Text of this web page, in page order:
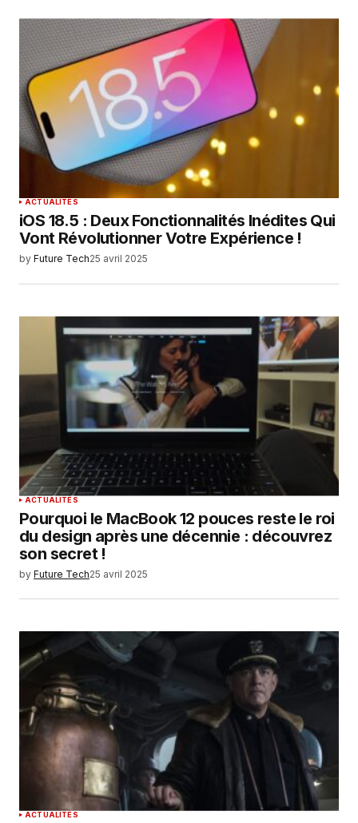
ACTUALITÉS
iOS 18.5 : Deux Fonctionnalités Inédites Qui
Vont Révolutionner Votre Expérience !
by Future Tech25 avril 2025
ACTUALITÉS
Pourquoi le MacBook 12 pouces reste le roi
du design après une décennie : découvrez
son secret !
by Future Tech25 avril 2025
ACTUALITÉS